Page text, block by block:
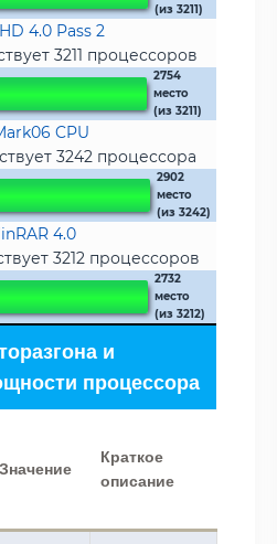
(из 3211)
4.0 Pass 2
3211 процессоров
2754
место
(из 3211)
CPU
3242 процессора
2902
место
(из 3242)
4.0
3212 процессоров
2732
место
(из 3212)
и
процессора
Значение
Краткое
описание